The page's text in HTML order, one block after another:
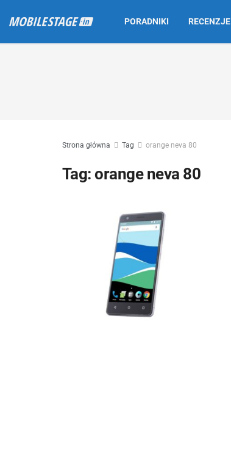
PORADNIKI RECENZJE
Strona główna Tag orange neva 80
Tag:orange neva 80